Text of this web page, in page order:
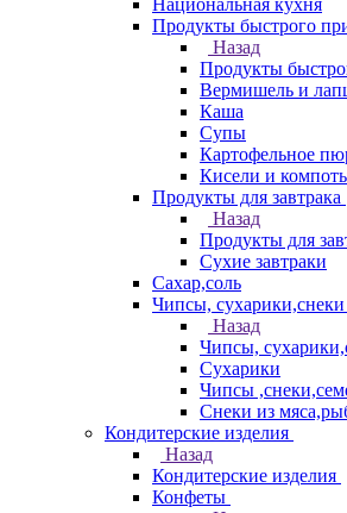
Национальная кухня
Продукты быстрого
Назад
Продукты
Вермишель и
Каша
Супы
Картофельное
Кисели и
Продукты для завтрака
Назад
Продукты для
Сухие завтраки
Сахар,соль
Чипсы, сухарики,снеки
Назад
Чипсы,
Сухарики
Чипсы
Снеки из
Кондитерские изделия
Назад
Кондитерские изделия
Конфеты